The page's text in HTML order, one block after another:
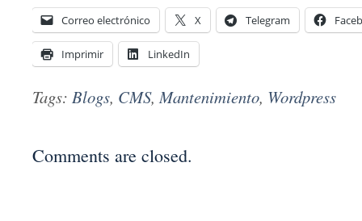
Correo electrónico X Telegram
Imprimir LinkedIn
Tags: Blogs, CMS,Mantenimiento, Wordpress
Comments are closed.